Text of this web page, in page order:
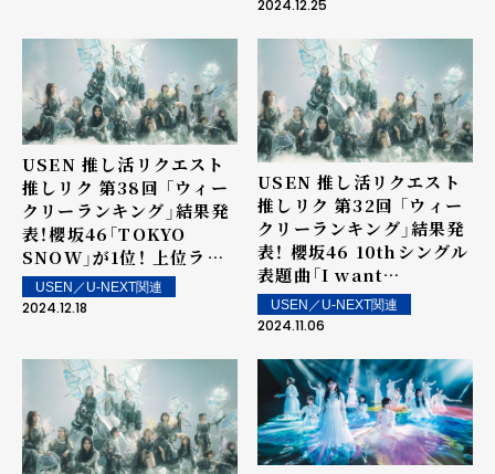
楽曲は街中・店内で配信！
2024.12.25
USEN 推し活リクエスト
推しリク 第38回 「ウィー
クリーランキング」結果発
表！櫻坂46「TOKYO
SNOW」が1位！ 上位ラン
クイン楽曲は街中・店内で
配信！
USEN／U-NEXT関連
2024.12.18
USEN 推し活リクエスト
推しリク 第32回 「ウィー
クリーランキング」結果発
表！ 櫻坂46 10thシングル
表題曲「I want
tomorrow to come」が
6週連続1位で記録更新！ 上
店内で配信！
USEN／U-NEXT関連
2024.11.06